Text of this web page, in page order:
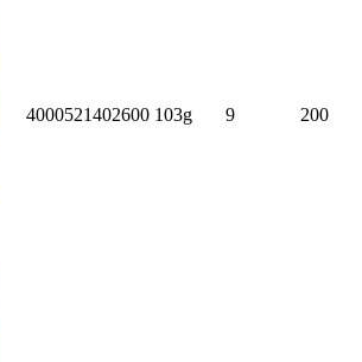
4000521402600 103g 9 200